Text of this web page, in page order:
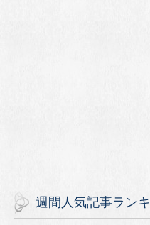
週間人気記事ラン